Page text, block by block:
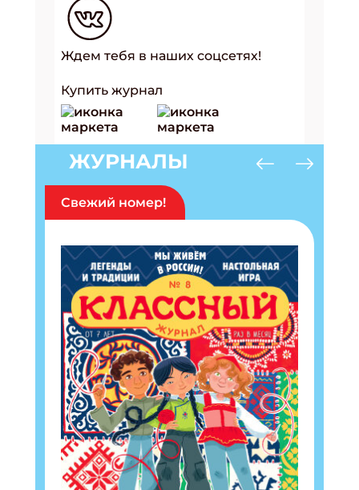
Ждем тебя в наших соцсетях!
Купить журнал
ЖУРНАЛЫ
Свежий номер!